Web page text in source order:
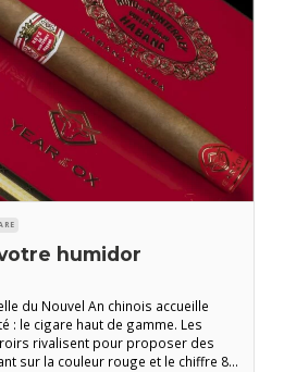
humidor
du Nouvel An chinois accueille
: le cigare haut de gamme. Les
rivalisent pour proposer des
sur la couleur rouge et le chiffre 8,